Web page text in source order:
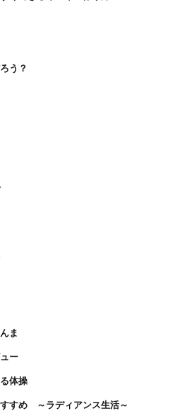
う？
ま
ー
体操
すめ ～ラディアンス生活～